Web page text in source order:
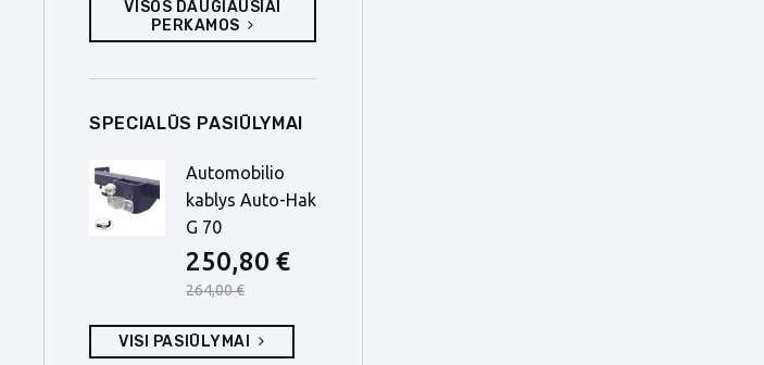
VISOS DAUGIAUSIAI
PERKAMOS
SPECIALŪS PASIŪLYMAI
Automobilio
kablys Auto-Hak
G 70
250,80 €
264,00 €
VISI PASIŪLYMAI